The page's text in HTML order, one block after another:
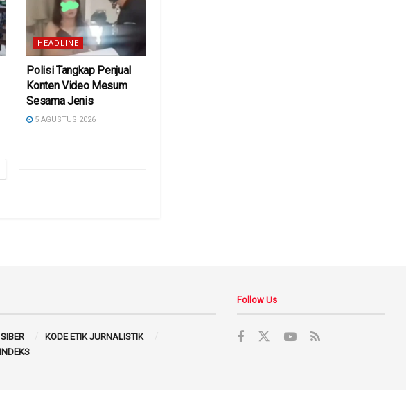
HEADLINE
Polisi Tangkap Penjual
Konten Video Mesum
Sesama Jenis
5 AGUSTUS 2026
KODE ETIK JURNALISTIK
INDEKS
Follow Us